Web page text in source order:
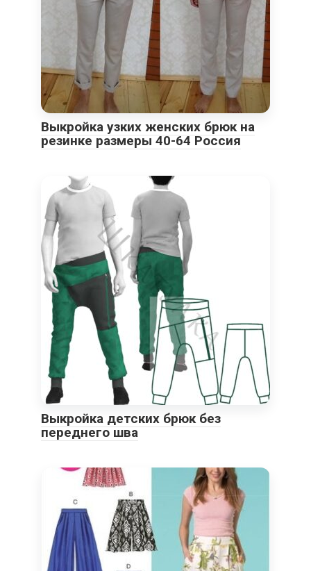
Выкройка узких женских брюк на
резинке размеры 40-64 Россия
Выкройка детских брюк без
переднего шва